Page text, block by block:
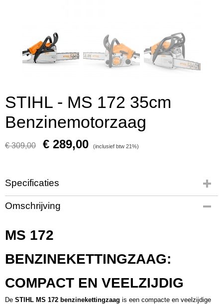
STIHL - MS 172 35cm
Benzinemotorzaag
€ 309,00 € 289,00 (inclusief btw 21%)
Specificaties
Productcode leverancier
11482000241 (30cm) 11482000241 (35cm)
Omschrijving
MS 172
BENZINEKETTINGZAAG:
COMPACT EN VEELZIJDIG
De STIHL MS 172 benzinekettingzaag is een compacte en veelzijdige